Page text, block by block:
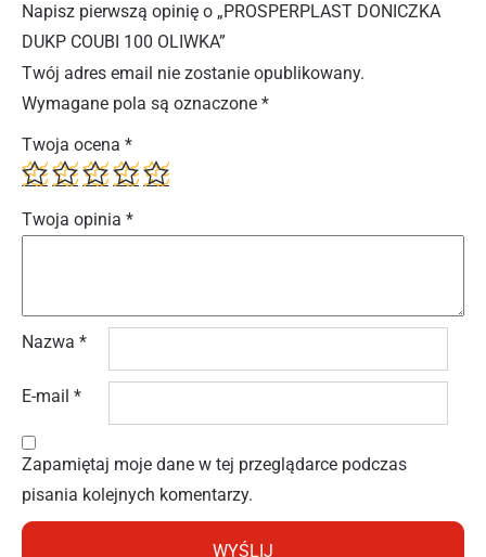
Napisz pierwszą opinię o „PROSPERPLAST DONICZKA
DUKP COUBI 100 OLIWKA”
Twój adres email nie zostanie opublikowany.
Wymagane pola są oznaczone *
Twoja ocena *
Twoja opinia *
Nazwa *
E-mail *
Zapamiętaj moje dane w tej przeglądarce podczas
pisania kolejnych komentarzy.